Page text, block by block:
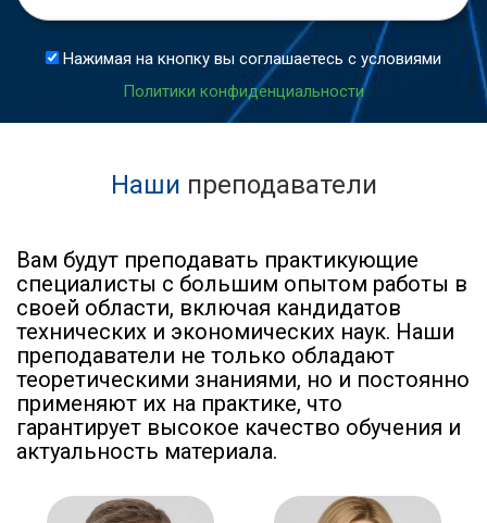
Нажимая на кнопку вы соглашаетесь с условиями
Политики конфиденциальности
Наши преподаватели
Вам будут преподавать практикующие
специалисты с большим опытом работы в
своей области, включая кандидатов
технических и экономических наук. Наши
преподаватели не только обладают
теоретическими знаниями, но и постоянно
применяют их на практике, что
гарантирует высокое качество обучения и
актуальность материала.